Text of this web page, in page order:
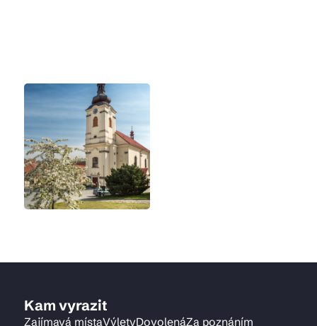
Kam vyrazit
Zajímavá místaVýletyDovolenáZa poznáním